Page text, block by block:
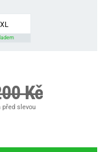
XL
Kč
před slevou